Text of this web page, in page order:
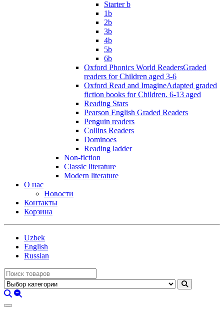
Starter b
1b
2b
3b
4b
5b
6b
Oxford Phonics World ReadersGraded
readers for Children aged 3-6
Oxford Read and ImagineAdapted graded
fiction books for Children. 6-13 aged
Reading Stars
Pearson English Graded Readers
Penguin readers
Collins Readers
Dominoes
Reading ladder
Non-fiction
Classic literature
Modern literature
О нас
Новости
Контакты
Корзина
Uzbek
English
Russian